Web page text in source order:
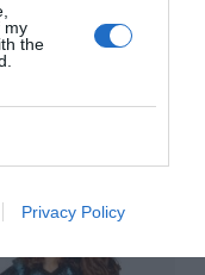
my
the
Privacy Policy